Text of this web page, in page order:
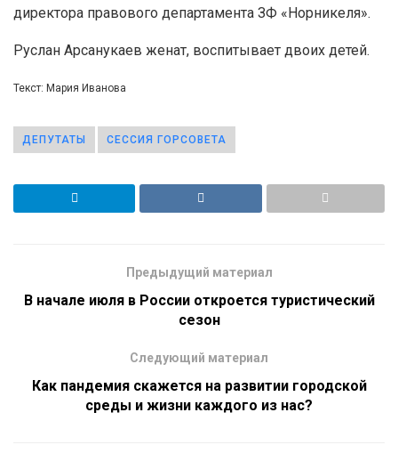
директора правового департамента ЗФ «Норникеля».
Руслан Арсанукаев женат, воспитывает двоих детей.
Текст: Мария Иванова
ДЕПУТАТЫ СЕССИЯ ГОРСОВЕТА
Предыдущий материал
В начале июля в России откроется туристический
сезон
Следующий материал
Как пандемия скажется на развитии городской
среды и жизни каждого из нас?